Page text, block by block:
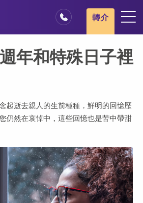
護基本概述
服務
務專業人員
照顧者
轉介
年和特殊日子裡
起逝去親人的生前種種，鮮明的回憶歷
仍然在哀悼中，這些回憶也是苦中帶甜